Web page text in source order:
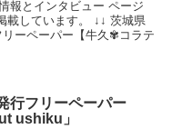
報とインタビュー ページ
しています。 ↓↓ 茨城県
ーペーパー【牛久✾コラテ
行フリーペーパー
ushiku」